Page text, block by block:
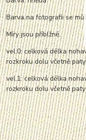
Barva na fotografii se
Míry jsou přiblžné.
vel.0: celková délka
rozkroku dolu včetně
vel.1: celková délka
rozkroku dolu včetně